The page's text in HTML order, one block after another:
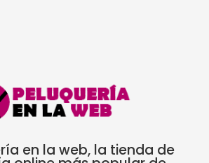
en la web, la tienda de